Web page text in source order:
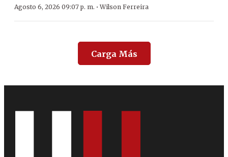
Agosto 6, 2026 09:07 p. m. ·Wilson Ferreira
Carga Más